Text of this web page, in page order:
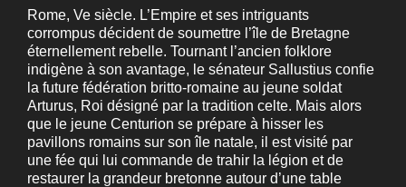
Rome, Ve siècle. L’Empire et ses intriguants
corrompus décident de soumettre l’île de Bretagne
éternellement rebelle. Tournant l’ancien folklore
indigène à son avantage, le sénateur Sallustius confie
la future fédération britto-romaine au jeune soldat
Arturus, Roi désigné par la tradition celte. Mais alors
que le jeune Centurion se prépare à hisser les
pavillons romains sur son île natale, il est visité par
une fée qui lui commande de trahir la légion et de
restaurer la grandeur bretonne autour d’une table